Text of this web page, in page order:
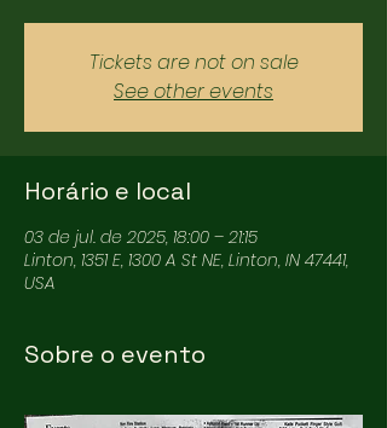
Tickets are not on sale
See other events
Horário e local
03 de jul. de 2025, 18:00 – 21:15
Linton, 1351 E, 1300 A St NE, Linton, IN 47441,
USA
Sobre o evento